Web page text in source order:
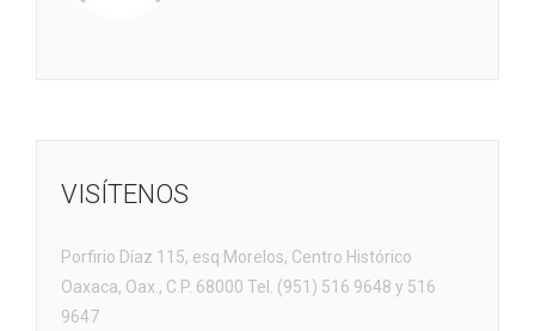
VISÍTENOS
Porfirio Díaz 115, esq Morelos, Centro Histórico
Oaxaca, Oax., C.P. 68000 Tel. (951) 516 9648 y 516
9647